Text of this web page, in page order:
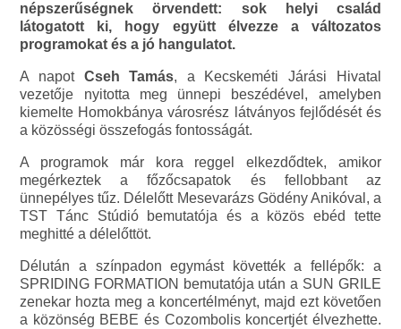
népszerűségnek örvendett: sok helyi család
látogatott ki, hogy együtt élvezze a változatos
programokat és a jó hangulatot.
A napot Cseh Tamás, a Kecskeméti Járási Hivatal
vezetője nyitotta meg ünnepi beszédével, amelyben
kiemelte Homokbánya városrész látványos fejlődését és
a közösségi összefogás fontosságát.
A programok már kora reggel elkezdődtek, amikor
megérkeztek a főzőcsapatok és fellobbant az
ünnepélyes tűz. Délelőtt Mesevarázs Gödény Anikóval, a
TST Tánc Stúdió bemutatója és a közös ebéd tette
meghitté a délelőttöt.
Délután a színpadon egymást követték a fellépők: a
SPRIDING FORMATION bemutatója után a SUN GRILE
zenekar hozta meg a koncertélményt, majd ezt követően
a közönség BEBE és Cozombolis koncertjét élvezhette.